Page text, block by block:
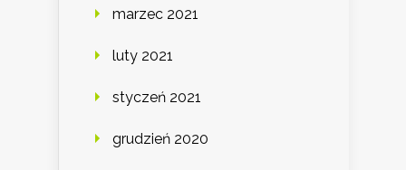
marzec 2021
luty 2021
styczeń 2021
grudzień 2020